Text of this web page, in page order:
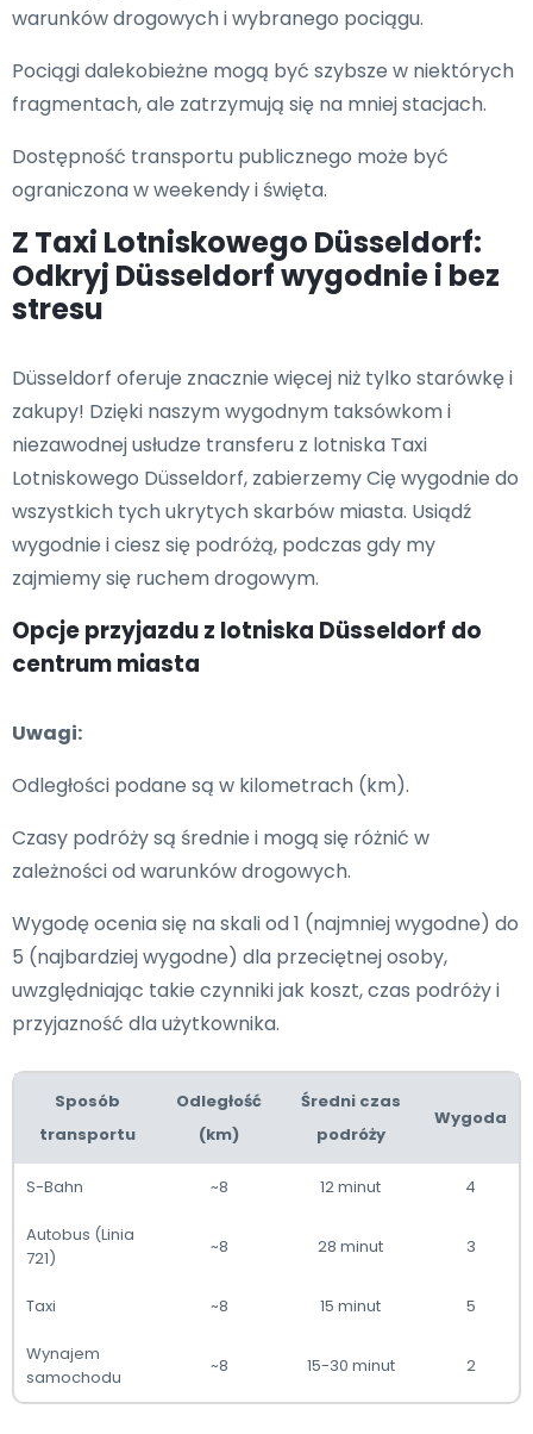
warunków drogowych i wybranego pociągu.
Pociągi dalekobieżne mogą być szybsze w niektórych
fragmentach, ale zatrzymują się na mniej stacjach.
Dostępność transportu publicznego może być
ograniczona w weekendy i święta.
Z Taxi Lotniskowego Düsseldorf:
Odkryj Düsseldorf wygodnie i bez
stresu
Düsseldorf oferuje znacznie więcej niż tylko starówkę i
zakupy! Dzięki naszym wygodnym taksówkom i
niezawodnej usłudze transferu z lotniska Taxi
Lotniskowego Düsseldorf, zabierzemy Cię wygodnie do
wszystkich tych ukrytych skarbów miasta. Usiądź
wygodnie i ciesz się podróżą, podczas gdy my
zajmiemy się ruchem drogowym.
Opcje przyjazdu z lotniska Düsseldorf do
centrum miasta
Uwagi:
Odległości podane są w kilometrach (km).
Czasy podróży są średnie i mogą się różnić w
zależności od warunków drogowych.
Wygodę ocenia się na skali od 1 (najmniej wygodne) do
5 (najbardziej wygodne) dla przeciętnej osoby,
uwzględniając takie czynniki jak koszt, czas podróży i
przyjazność dla użytkownika.
Sposób
transportu
Odległość
(km)
Średni czas
podróży
Wygoda
S-Bahn ~8 12 minut 4
Autobus (Linia
721)
~8 28 minut 3
Taxi ~8 15 minut 5
Wynajem
samochodu
~8 15-30 minut 2